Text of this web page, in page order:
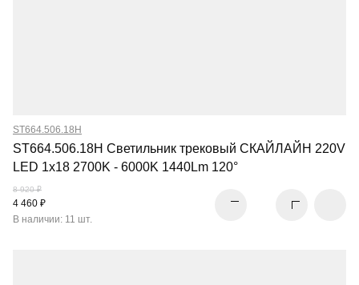
ST664.506.18H
ST664.506.18H Светильник трековый СКАЙЛАЙН 220V
LED 1x18 2700K - 6000K 1440Lm 120°
8 920 ₽
4 460 ₽
В наличии: 11 шт.